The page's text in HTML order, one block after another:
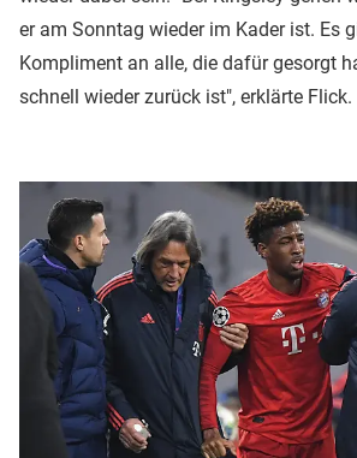
er am Sonntag wieder im Kader ist. Es
Kompliment an alle, die dafür gesorgt
schnell wieder zurück ist", erklärte Flick.